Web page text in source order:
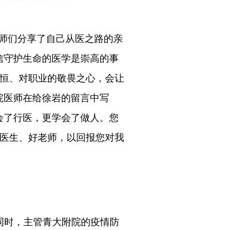
们分享了自己从医之路的亲
守护生命的医学是崇高的事
、对职业的敬畏之心，会让
医师在给徐岩的留言中写
行医，更学会了做人。您
生、好老师，以回报您对我
时，主管青大附院的疫情防